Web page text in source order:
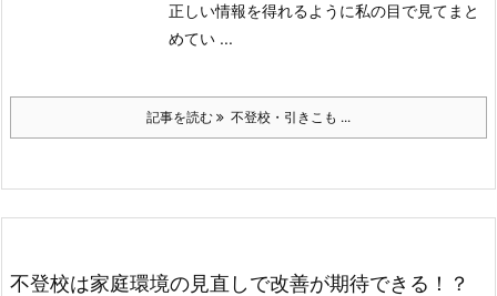
正しい情報を得れるように私の目で見てまと
めてい ...
記事を読む 不登校・引きこも ...
不登校は家庭環境の見直しで改善が期待できる！？